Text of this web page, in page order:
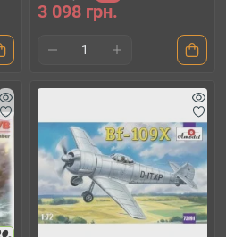
3 098 грн.